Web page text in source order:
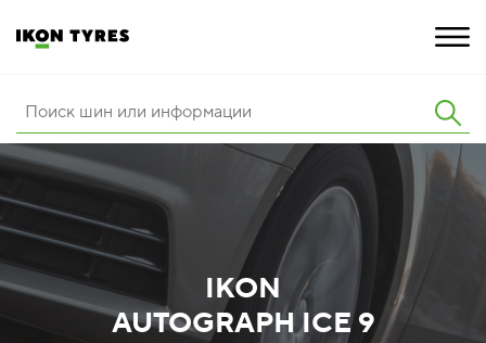
ШИНЫ
ИННОВАЦИИ
РАСШИРЕННАЯ ГАРАНТИЯ
О КОМПАНИИ
IKON
AUTOGRAPH ICE 9